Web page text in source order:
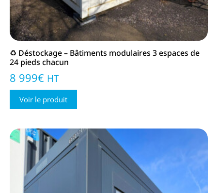
♻️ Déstockage – Bâtiments modulaires 3 espaces de
24 pieds chacun
8 999€ HT
Voir le produit